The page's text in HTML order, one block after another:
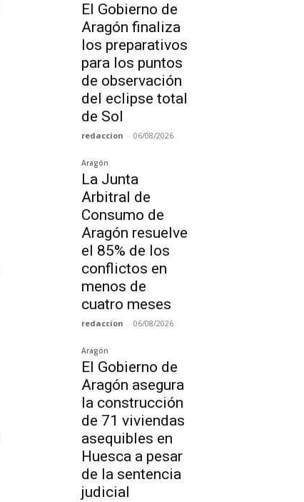
El Gobierno de
Aragón finaliza
los preparativos
para los puntos
de observación
del eclipse total
de Sol
redaccion - 06/08/2026
Aragón
La Junta
Arbitral de
Consumo de
Aragón resuelve
el 85% de los
conflictos en
menos de
cuatro meses
redaccion - 06/08/2026
Aragón
El Gobierno de
Aragón asegura
la construcción
de 71 viviendas
asequibles en
Huesca a pesar
de la sentencia
judicial